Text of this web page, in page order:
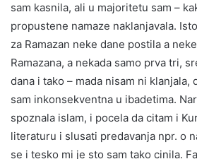
sam kasnila, ali u majoritetu sam –
propustene namaze naklanjavala.
za Ramazan neke dane postila a
Ramazana, a nekada samo prva tri,
dana i tako – mada nisam ni klanjala,
sam inkonsekventna u ibadetima.
spoznala islam, i pocela da citam i
literaturu i slusati predavanja npr. o
se i tesko mi je sto sam tako cinila.